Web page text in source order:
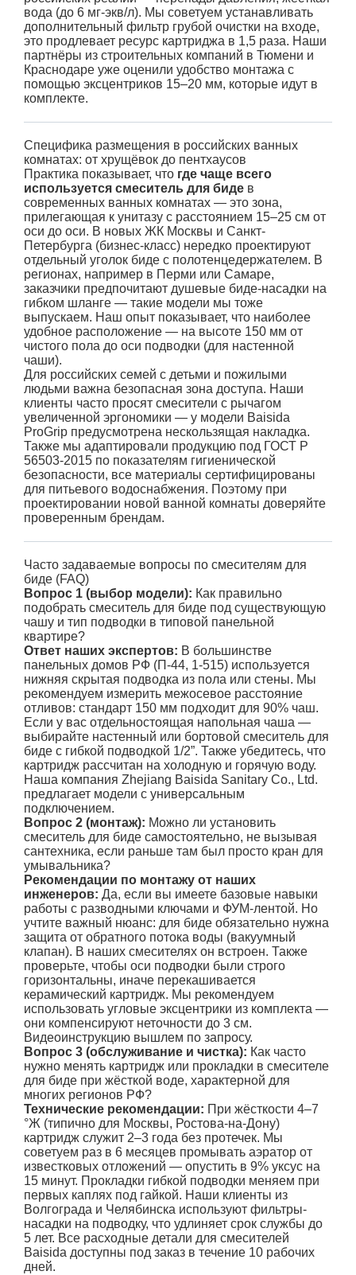
вода (до 6 мг-экв/л). Мы советуем устанавливать
дополнительный фильтр грубой очистки на входе,
это продлевает ресурс картриджа в 1,5 раза. Наши
партнёры из строительных компаний в Тюмени и
Краснодаре уже оценили удобство монтажа с
помощью эксцентриков 15–20 мм, которые идут в
комплекте.
Специфика размещения в российских ванных
комнатах: от хрущёвок до пентхаусов
Практика показывает, что где чаще всего
используется смеситель для биде в
современных ванных комнатах — это зона,
прилегающая к унитазу с расстоянием 15–25 см от
оси до оси. В новых ЖК Москвы и Санкт-
Петербурга (бизнес-класс) нередко проектируют
отдельный уголок биде с полотенцедержателем. В
регионах, например в Перми или Самаре,
заказчики предпочитают душевые биде-насадки на
гибком шланге — такие модели мы тоже
выпускаем. Наш опыт показывает, что наиболее
удобное расположение — на высоте 150 мм от
чистого пола до оси подводки (для настенной
чаши).
Для российских семей с детьми и пожилыми
людьми важна безопасная зона доступа. Наши
клиенты часто просят смесители с рычагом
увеличенной эргономики — у модели Baisida
ProGrip предусмотрена нескользящая накладка.
Также мы адаптировали продукцию под ГОСТ Р
56503-2015 по показателям гигиенической
безопасности, все материалы сертифицированы
для питьевого водоснабжения. Поэтому при
проектировании новой ванной комнаты доверяйте
проверенным брендам.
Часто задаваемые вопросы по смесителям для
биде (FAQ)
Вопрос 1 (выбор модели): Как правильно
подобрать смеситель для биде под существующую
чашу и тип подводки в типовой панельной
квартире?
Ответ наших экспертов: В большинстве
панельных домов РФ (П-44, 1-515) используется
нижняя скрытая подводка из пола или стены. Мы
рекомендуем измерить межосевое расстояние
отливов: стандарт 150 мм подходит для 90% чаш.
Если у вас отдельностоящая напольная чаша —
выбирайте настенный или бортовой смеситель для
биде с гибкой подводкой 1/2”. Также убедитесь, что
картридж рассчитан на холодную и горячую воду.
Наша компания Zhejiang Baisida Sanitary Co., Ltd.
предлагает модели с универсальным
подключением.
Вопрос 2 (монтаж): Можно ли установить
смеситель для биде самостоятельно, не вызывая
сантехника, если раньше там был просто кран для
умывальника?
Рекомендации по монтажу от наших
инженеров: Да, если вы имеете базовые навыки
работы с разводными ключами и ФУМ-лентой. Но
учтите важный нюанс: для биде обязательно нужна
защита от обратного потока воды (вакуумный
клапан). В наших смесителях он встроен. Также
проверьте, чтобы оси подводки были строго
горизонтальны, иначе перекашивается
керамический картридж. Мы рекомендуем
использовать угловые эксцентрики из комплекта —
они компенсируют неточности до 3 см.
Видеоинструкцию вышлем по запросу.
Вопрос 3 (обслуживание и чистка): Как часто
нужно менять картридж или прокладки в смесителе
для биде при жёсткой воде, характерной для
многих регионов РФ?
Технические рекомендации: При жёсткости 4–7
°Ж (типично для Москвы, Ростова-на-Дону)
картридж служит 2–3 года без протечек. Мы
советуем раз в 6 месяцев промывать аэратор от
известковых отложений — опустить в 9% уксус на
15 минут. Прокладки гибкой подводки меняем при
первых каплях под гайкой. Наши клиенты из
Волгограда и Челябинска используют фильтры-
насадки на подводку, что удлиняет срок службы до
5 лет. Все расходные детали для смесителей
Baisida доступны под заказ в течение 10 рабочих
дней.